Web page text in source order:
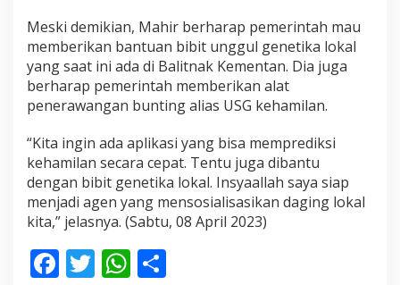
Meski demikian, Mahir berharap pemerintah mau
memberikan bantuan bibit unggul genetika lokal
yang saat ini ada di Balitnak Kementan. Dia juga
berharap pemerintah memberikan alat
penerawangan bunting alias USG kehamilan.
“Kita ingin ada aplikasi yang bisa memprediksi
kehamilan secara cepat. Tentu juga dibantu
dengan bibit genetika lokal. Insyaallah saya siap
menjadi agen yang mensosialisasikan daging lokal
kita,” jelasnya. (Sabtu, 08 April 2023)
F T W